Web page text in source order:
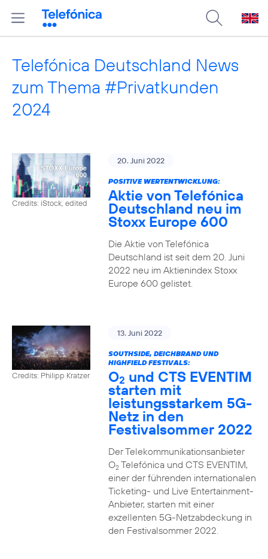
Telefónica Deutschland News
zum Thema #Privatkunden
2024
Credits: iStock, edited
20. Juni 2022
POSITIVE WERTENTWICKLUNG:
Aktie von Telefónica
Deutschland neu im
Stoxx Europe 600
Die Aktie von Telefónica
Deutschland ist seit dem 20. Juni
2022 neu im Aktienindex Stoxx
Europe 600 gelistet.
Credits: Philipp Kratzer
13. Juni 2022
SOUTHSIDE, DEICHBRAND UND
HIGHFIELD FESTIVALS:
O2 und CTS EVENTIM
starten mit
leistungsstarkem 5G-
Netz in den
Festivalsommer 2022
Der Telekommunikationsanbieter
O2Telefónica und CTS EVENTIM,
einer der führenden internationalen
Ticketing- und Live Entertainment-
Anbieter, starten mit einer
exzellenten 5G-Netzabdeckung in
den Festivalsommer 2022.